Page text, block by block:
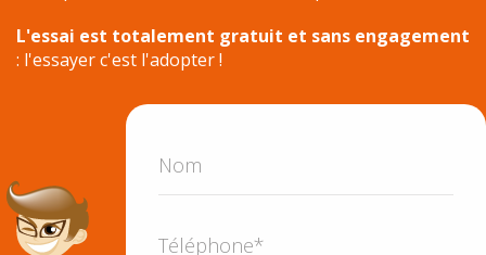
L'essai est totalement gratuit et sans engagement
: l'essayer c'est l'adopter !